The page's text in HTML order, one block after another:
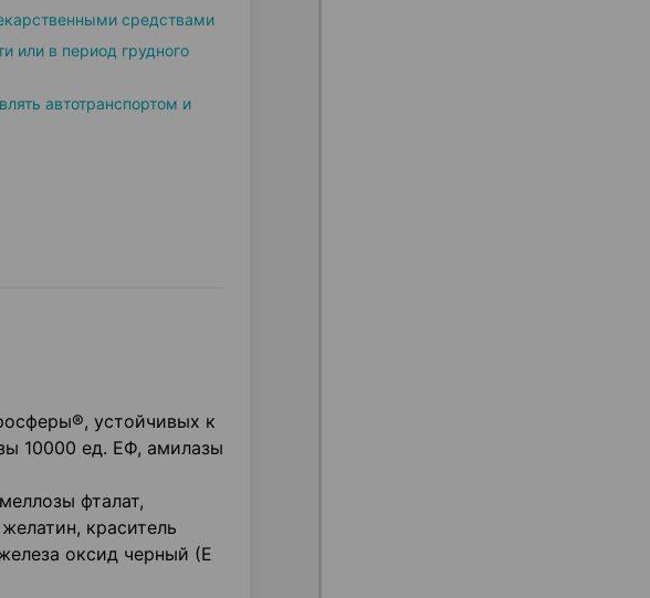
средствами
или в период грудного
автотранспортом и
устойчивых к
10000 ед. ЕФ, амилазы
фталат,
желатин, краситель
оксид черный (Е